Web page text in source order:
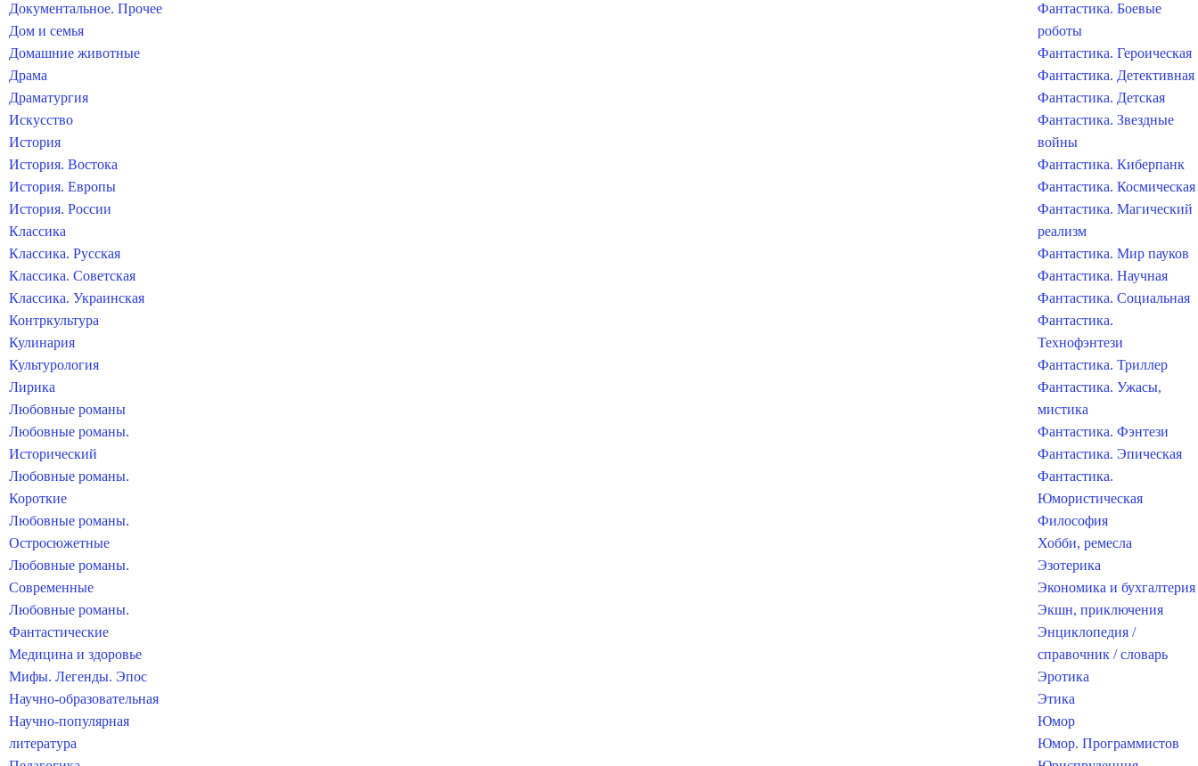
Документальное. Прочее
Дом и семья
Домашние животные
Драма
Драматургия
Искусство
История
История. Востока
История. Европы
История. России
Классика
Классика. Русская
Классика. Советская
Классика. Украинская
Контркультура
Кулинария
Культурология
Лирика
Любовные романы
Любовные романы.
Исторический
Любовные романы.
Короткие
Любовные романы.
Остросюжетные
Любовные романы.
Современные
Любовные романы.
Фантастические
Медицина и здоровье
Мифы. Легенды. Эпос
Научно-образовательная
Научно-популярная
литература
Фантастика. Боевые
роботы
Фантастика. Героическая
Фантастика. Детективная
Фантастика. Детская
Фантастика. Звездные
войны
Фантастика. Киберпанк
Фантастика. Космическая
Фантастика. Магический
реализм
Фантастика. Мир пауков
Фантастика. Научная
Фантастика. Социальная
Фантастика.
Технофэнтези
Фантастика. Триллер
Фантастика. Ужасы,
мистика
Фантастика. Фэнтези
Фантастика. Эпическая
Фантастика.
Юмористическая
Философия
Хобби, ремесла
Эзотерика
Экономика и бухгалтерия
Экшн, приключения
Энциклопедия /
справочник / словарь
Эротика
Этика
Юмор
Юмор. Программистов